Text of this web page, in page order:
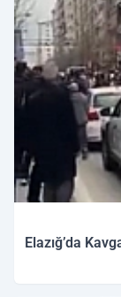
Elazığ’da